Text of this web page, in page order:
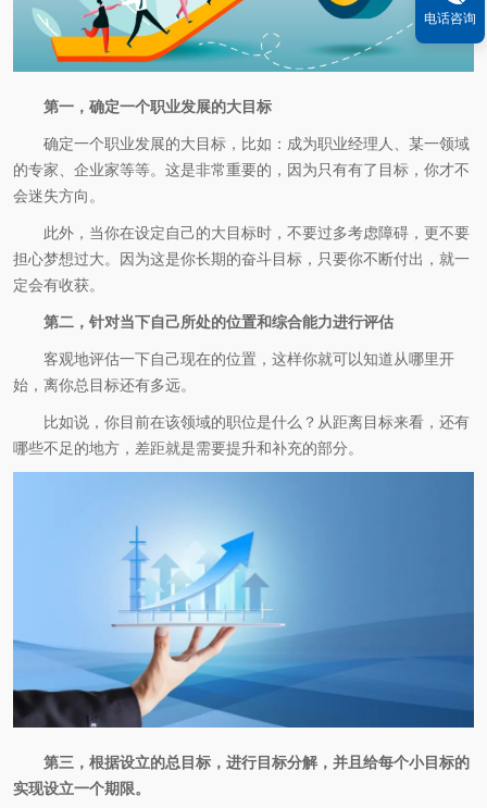
第一，确定一个职业发展的大目标
确定一个职业发展的大目标，比如：成为职业经理人、某一领域
的专家、企业家等等。这是非常重要的，因为只有有了目标，你才不
会迷失方向。
此外，当你在设定自己的大目标时，不要过多考虑障碍，更不要
担心梦想过大。因为这是你长期的奋斗目标，只要你不断付出，就一
定会有收获。
第二，针对当下自己所处的位置和综合能力进行评估
客观地评估一下自己现在的位置，这样你就可以知道从哪里开
始，离你总目标还有多远。
比如说，你目前在该领域的职位是什么？从距离目标来看，还有
哪些不足的地方，差距就是需要提升和补充的部分。
第三，根据设立的总目标，进行目标分解，并且给每个小目标的
实现设立一个期限。
电话咨询